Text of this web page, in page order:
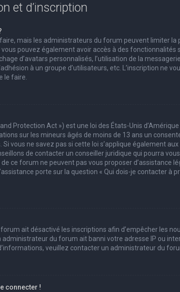
et d’inscription
faire, mais les administrateurs du forum peuvent limiter
pouvez également avoir accès à des fonctionnalités
d’avatars personnalisés, l’utilisation de la
à un groupe d’utilisateurs, etc. L’inscription ne
le faire.
and Protection Act ») est une loi des États-Unis
sur les mineurs âgés de moins de 13 ans un
vous ne savez pas si cette loi s’applique également
de contacter un conseiller juridique qui pourra
ce forum ne peuvent pas vous proposer d’assistance
porte sur la question « Qui dois-je contacter à
ait désactivé les inscriptions afin d’empêcher les
du forum ait banni votre adresse IP ou
veuillez contacter un administrateur du
connecter !